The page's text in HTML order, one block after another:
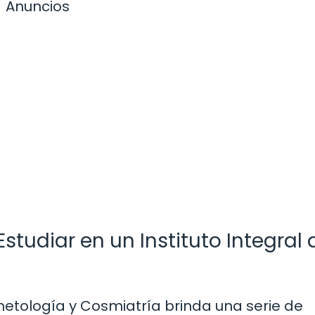
Anuncios
en un Instituto Integral
y Cosmiatría brinda una serie de